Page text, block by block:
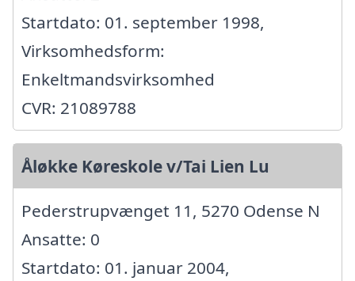
Startdato: 01. september 1998,
Virksomhedsform:
Enkeltmandsvirksomhed
CVR: 21089788
Åløkke Køreskole v/Tai Lien Lu
Pederstrupvænget 11, 5270 Odense N
Ansatte: 0
Startdato: 01. januar 2004,